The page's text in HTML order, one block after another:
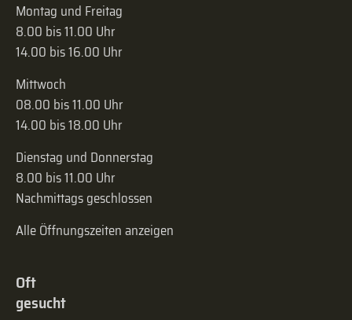
Montag und Freitag
8.00 bis 11.00 Uhr
14.00 bis 16.00 Uhr
Mittwoch
08.00 bis 11.00 Uhr
14.00 bis 18.00 Uhr
Dienstag und Donnerstag
8.00 bis 11.00 Uhr
Nachmittags geschlossen
Alle Öffnungszeiten anzeigen
Oft
gesucht